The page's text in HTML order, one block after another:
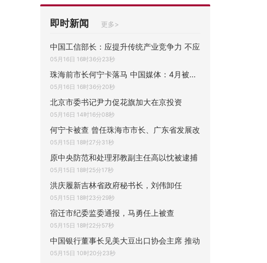
即时新闻 更多>
中国工信部长：应提升传统产业竞争力 不应
05月16日 16时36分23秒
珠海前市长何宁卡落马 中国媒体：4月被带走
05月16日 16时36分20秒
北京市委书记尹力促花旗加大在京投资
05月16日 14时16分08秒
何宁卡被查 曾任珠海市市长、广东省发展改
05月15日 18时27分31秒
原中央防范和处理邪教副主任高以忱被逮捕
05月15日 18时25分17秒
洪庆履新吉林省政府秘书长，刘伟卸任
05月15日 18时23分29秒
宿迁市纪委监委通报，马勇任上被查
05月15日 18时22分57秒
中国银行董事长见美大豆出口协会主席 推动
05月15日 10时20分23秒